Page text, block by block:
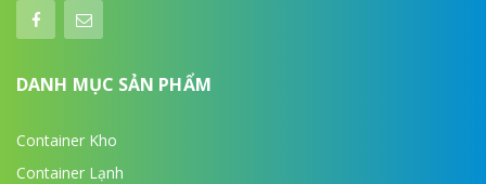
DANH MỤC SẢN PHẨM
Container Kho
Container Lạnh